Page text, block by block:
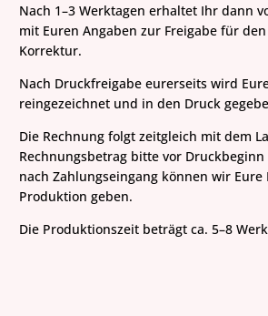
Nach 1–3 Werktagen erhaltet Ihr dann
mit Euren Angaben zur Freigabe für
Korrektur.
Nach Druckfreigabe eurerseits wird
reingezeichnet und in den Druck
Die Rechnung folgt zeitgleich mit dem
Rechnungsbetrag bitte vor Druckbeginn
nach Zahlungseingang können wir Eure
Produktion geben.
Die Produktionszeit beträgt ca. 5–8